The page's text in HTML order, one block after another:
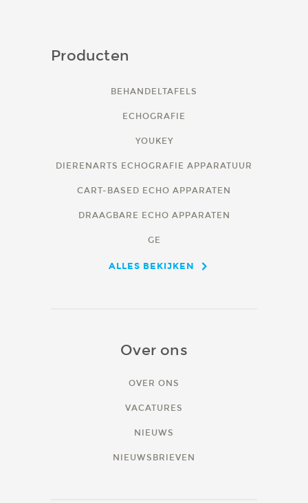
Producten
BEHANDELTAFELS
ECHOGRAFIE
YOUKEY
DIERENARTS ECHOGRAFIE APPARATUUR
CART-BASED ECHO APPARATEN
DRAAGBARE ECHO APPARATEN
GE
ALLES BEKIJKEN
Over ons
OVER ONS
VACATURES
NIEUWS
NIEUWSBRIEVEN